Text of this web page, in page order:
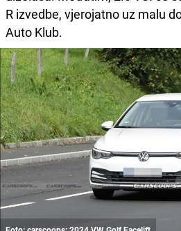
R izvedbe, vjerojatno uz malu
Auto Klub.